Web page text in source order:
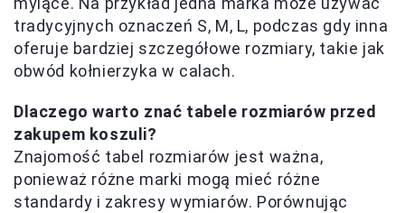
tradycyjnych oznaczeń S, M, L, podczas gdy inna
oferuje bardziej szczegółowe rozmiary, takie jak
obwód kołnierzyka w calach.
Dlaczego warto znać tabele rozmiarów przed
zakupem koszuli?
Znajomość tabel rozmiarów jest ważna,
ponieważ różne marki mogą mieć różne
standardy i zakresy wymiarów. Porównując